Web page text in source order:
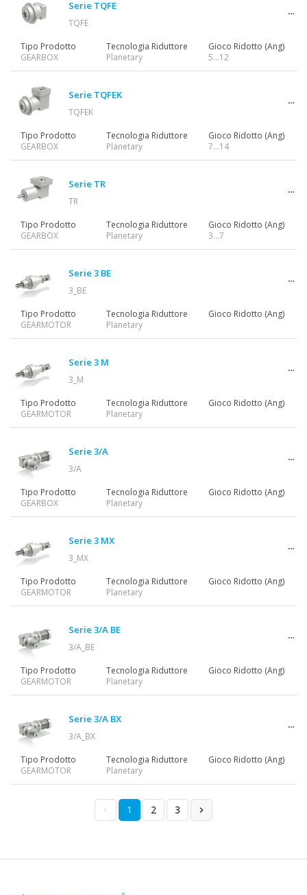
Serie TQFE
TQFE
Tipo Prodotto
GEARBOX
Tecnologia Riduttore
Planetary
Gioco Ridotto (Ang)
5…12
Serie TQFEK
TQFEK
Tipo Prodotto
GEARBOX
Tecnologia Riduttore
Planetary
Gioco Ridotto (Ang)
7…14
Serie TR
TR
Tipo Prodotto
GEARBOX
Tecnologia Riduttore
Planetary
Gioco Ridotto (Ang)
3…7
Serie 3 BE
3_BE
Tipo Prodotto
GEARMOTOR
Tecnologia Riduttore
Planetary
Gioco Ridotto (Ang)
Serie 3 M
3_M
Tipo Prodotto
GEARMOTOR
Tecnologia Riduttore
Planetary
Gioco Ridotto (Ang)
Serie 3/A
3/A
Tipo Prodotto
GEARBOX
Tecnologia Riduttore
Planetary
Gioco Ridotto (Ang)
Serie 3 MX
3_MX
Tipo Prodotto
GEARMOTOR
Tecnologia Riduttore
Planetary
Gioco Ridotto (Ang)
Serie 3/A BE
3/A_BE
Tipo Prodotto
GEARMOTOR
Tecnologia Riduttore
Planetary
Gioco Ridotto (Ang)
Serie 3/A BX
3/A_BX
Tipo Prodotto
GEARMOTOR
Tecnologia Riduttore
Planetary
Gioco Ridotto (Ang)
1 2 3